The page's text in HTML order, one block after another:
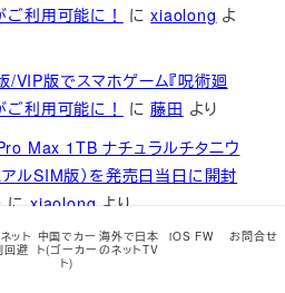
ご利用可能に！
にxiaolong よ
/VIP版でスマホゲーム『呪術廻
ご利用可能に！
に藤田 より
Max 1TB ナチュラルチタニウ
ルSIM版）を発売日当日に開封
にxiaolong より
Max 1TB ナチュラルチタニウ
ルSIM版）を発売日当日に開封
ット
回避
中国でカー
ト(ゴーカー
ト)
海外で日本
のネットTV
iOS FW お問合せ